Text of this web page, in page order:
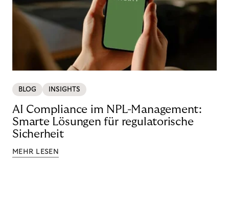
BLOG INSIGHTS
AI Compliance im NPL-Management:
Smarte Lösungen für regulatorische
Sicherheit
MEHR LESEN